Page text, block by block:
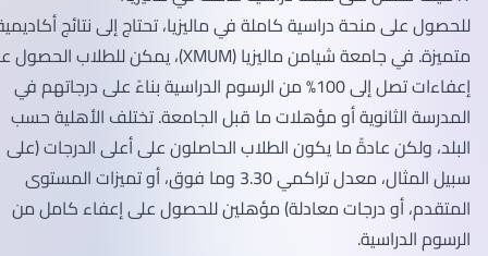
للحصول على منحة دراسية كاملة في ماليزيا، تحتاج إلى نتائج أكاديمية
متميزة. في جامعة شيامن ماليزيا (XMUM)، يمكن للطلاب الحصول على
إعفاءات تصل إلى 100% من الرسوم الدراسية بناءً على درجاتهم في
المدرسة الثانوية أو مؤهلات ما قبل الجامعة. تختلف الأهلية حسب
البلد، ولكن عادةً ما يكون الطلاب الحاصلون على أعلى الدرجات (على
سبيل المثال، معدل تراكمي 3.30 وما فوق، أو تميزات المستوى
المتقدم، أو درجات معادلة) مؤهلين للحصول على إعفاء كامل من
الرسوم الدراسية.